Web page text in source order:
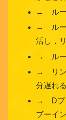
→ ルー
→ ルー
活し，
→ ルー
→ リン
分遅れ
→ Dブ
ブーイ